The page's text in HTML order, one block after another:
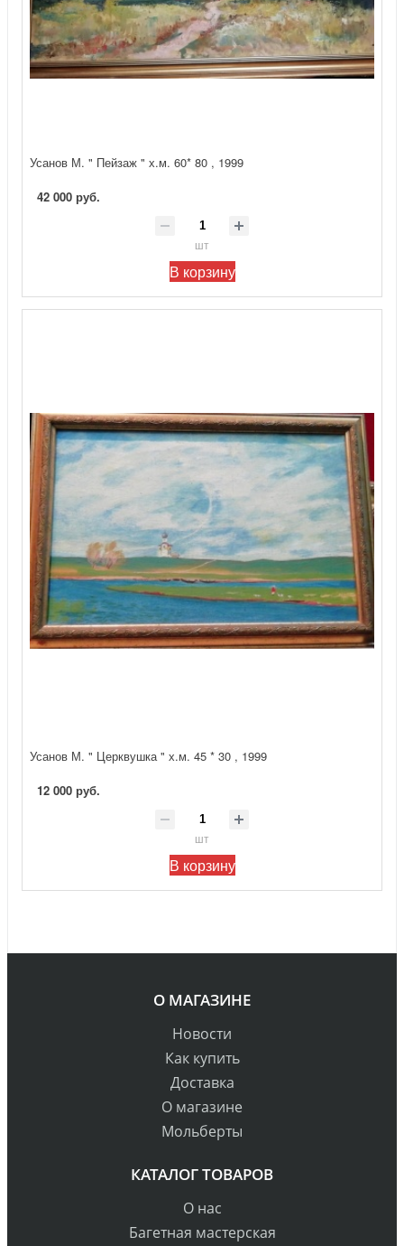
Усанов М. " Пейзаж " х.м. 60* 80 , 1999
42 000 руб.
шт
В корзину
Усанов М. " Церквушка " х.м. 45 * 30 , 1999
12 000 руб.
шт
В корзину
О МАГАЗИНЕ
Новости
Как купить
Доставка
О магазине
Мольберты
КАТАЛОГ ТОВАРОВ
О нас
Багетная мастерская